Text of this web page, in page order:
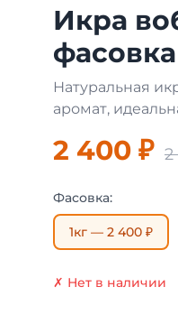
Икра
фасовка
Натуральная
аромат,
2 400 ₽ 2
Фасовка:
1кг — 2 400 ₽
✗ Нет в наличии